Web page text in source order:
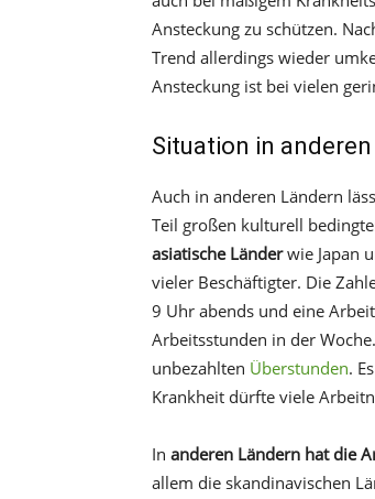
Ansteckung zu schützen.
Trend allerdings wieder
Ansteckung ist bei vielen
Situation in
Auch in anderen Ländern
Teil großen kulturell
asiatische Länderwie Japan
vieler Beschäftigter. Die
9 Uhr abends und eine
Arbeitsstunden in der
unbezahlten Überstunden.
Krankheit dürfte viele
In anderen Ländern hat die
allem die skandinavischen